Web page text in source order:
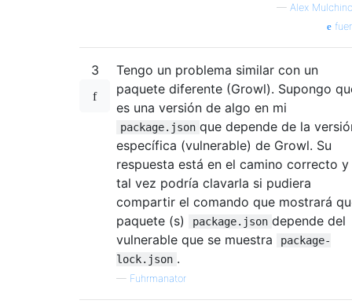
— Alex
3
Tengo un problema similar con un
paquete diferente (Growl). Supongo
es una versión de algo en mi
package.json que depende de la
específica (vulnerable) de Growl. Su
respuesta está en el camino correcto y
tal vez podría clavarla si pudiera
compartir el comando que mostrará
paquete (s)
package.json depende del
vulnerable que se muestra
package-
lock.json .
— Fuhrmanator